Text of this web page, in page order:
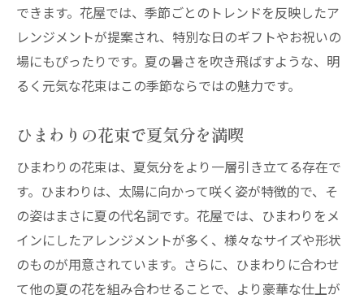
できます。花屋では、季節ごとのトレンドを反映したア
レンジメントが提案され、特別な日のギフトやお祝いの
場にもぴったりです。夏の暑さを吹き飛ばすような、明
るく元気な花束はこの季節ならではの魅力です。
ひまわりの花束で夏気分を満喫
ひまわりの花束は、夏気分をより一層引き立てる存在で
す。ひまわりは、太陽に向かって咲く姿が特徴的で、そ
の姿はまさに夏の代名詞です。花屋では、ひまわりをメ
インにしたアレンジメントが多く、様々なサイズや形状
のものが用意されています。さらに、ひまわりに合わせ
て他の夏の花を組み合わせることで、より豪華な仕上が